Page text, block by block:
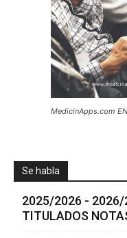
MedicinApps.com
Se habla
2025/2026 - 2026/
TITULADOS